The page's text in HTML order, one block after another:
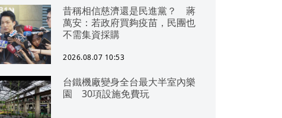
昔稱相信慈濟還是民進黨？ 蔣
萬安：若政府買夠疫苗，民團也
不需集資採購
2026.08.07 10:53
台鐵機廠變身全台最大半室內樂
園 30項設施免費玩